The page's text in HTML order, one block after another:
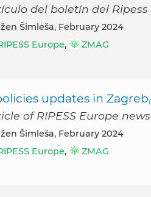
del boletín del
Šimleša, February 2024
Europe, ZMAG
updates in
of RIPESS Europe
Šimleša, February 2024
Europe, ZMAG